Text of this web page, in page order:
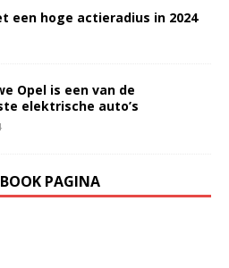
een hoge actieradius in 2024
Opel is een van de
elektrische auto’s
PAGINA